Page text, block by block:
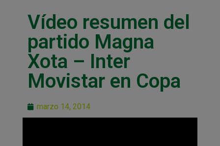
Vídeo resumen del
partido Magna
Xota – Inter
Movistar en Copa
marzo 14, 2014